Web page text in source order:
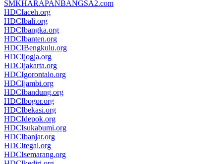
SMKHARAPANBANGSA2.com
HDCIaceh.org
HDCIbali.org
HDCIbangka.org
HDCIbanten.org
HDCIBengkulu.org
HDCIjogja.org
HDCIjakarta.org
HDCIgorontalo.org
HDCIjambi.org
HDCIbandung.org
HDCIbogor.org
HDCIbekasi.org
HDCIdepok.org
HDCIsukabumi.org
HDCIbanjar.org
HDCItegal.org
HDCIsemarang.org